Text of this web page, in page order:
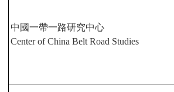
中國一帶一路研究中心
Center of China Belt Road Studies